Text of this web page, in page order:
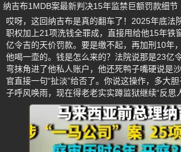
纳吉布1MDB案最新判决15年监禁巨额罚款细节
哎呀，这回纳吉布是真的翻车了！2025年底法
职权加上21项洗钱全罪成，直接甩给他15年铁
亿令吉的天价罚款。要是缴不起，再加刑10年
他喝一壶的。钱是怎么来的？法院说那是23亿
弯抹角进了他私人账户，他还死鸭子嘴硬说是
官直接一句“扯淡”给否了。你说这操作，多大
子呼风唤雨，现在得老老实实蹲监狱继续“反思人